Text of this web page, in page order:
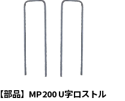
【部品】MP200 U字ロストル